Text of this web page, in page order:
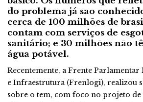
do problema já são
cerca de 100 milhões de
contam com serviços de
sanitário; e 30 milhões não
água potável.
Recentemente, a Frente
e Infraestrutura (Frenlogi), realizou
sobre o tem, com foco no projeto